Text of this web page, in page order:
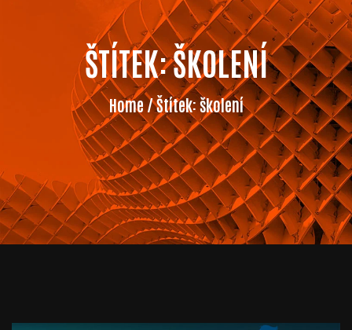
ŠTÍTEK:ŠKOLENÍ
Home/ Štítek:školení